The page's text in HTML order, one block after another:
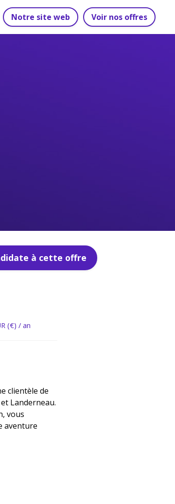
Notre site web Voir nos offres
à cette offre
(€) / an
clientèle de
Landerneau.
, vous
aventure